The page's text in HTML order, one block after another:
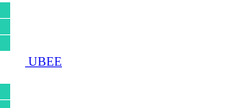
UBEE